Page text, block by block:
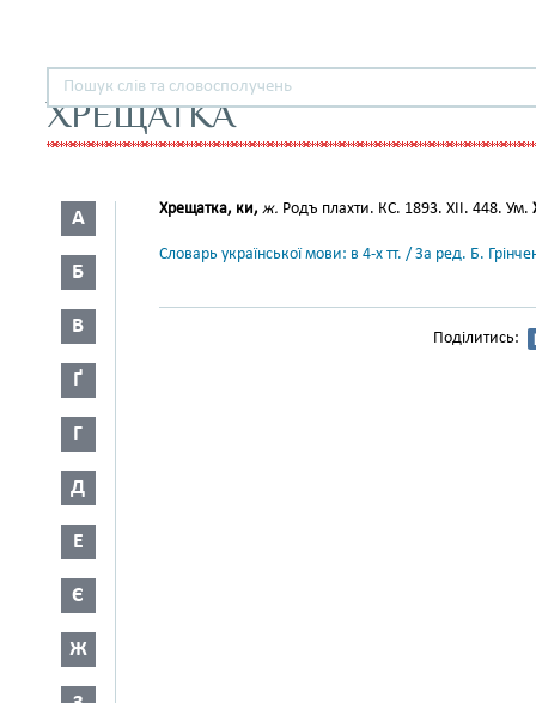
ХРЕЩАТКА
А
Б
В
Ґ
Г
Д
Е
Є
Ж
Хрещатка, ки, ж. Родъ плахти. КС. 1893. XII. 448. Ум.
Словарь української мови: в 4-х тт. / За ред. Б.
Поділитись: